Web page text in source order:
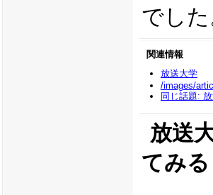
でした
関連情報
放送大学
/images/
同じ話題:
放送
てみる